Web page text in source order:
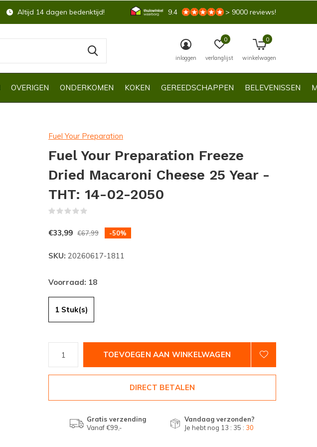
OVERIGEN ONDERKOMEN KOKEN GEREEDSCHAPPEN BELEVENISSEN
inloggen verlanglijst
0
winkelwagen
0
Altijd 14 dagen bedenktijd! 9.4 > 9000 reviews!
Fuel Your Preparation
Fuel Your Preparation Freeze
Dried Macaroni Cheese 25 Year -
THT: 14-02-2050
€33,99 €67,99 -50%
SKU: 20260617-1811
Voorraad: 18
1 Stuk(s)
TOEVOEGEN AAN WINKELWAGEN
DIRECT BETALEN
Gratis verzending
Vanaf €99,-
Vandaag verzonden?
Je hebt nog 13 : 35 : 30